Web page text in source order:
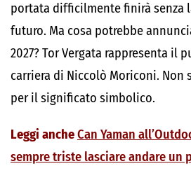
portata difficilmente finirà senza
futuro. Ma cosa potrebbe
2027? Tor Vergata rappresenta il
carriera di Niccolò Moriconi. Non
per il significato simbolico.
Leggi ancheCan Yaman
sempre triste lasciare andare un